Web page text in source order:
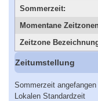
Sommerzeit:
Momentane
Zeitzone
Zeitumstellung
Sommerzeit
Lokalen Standardzeit